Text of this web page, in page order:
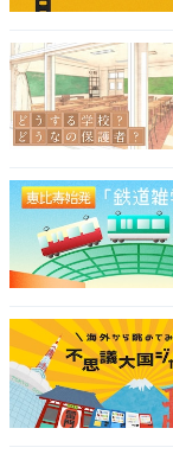
＞次ページ：10
・
2884人が選ん
『麒麟がくる』
・
10代が選ぶ「好
麟がくる』、2
・
歴代大河ドラマ